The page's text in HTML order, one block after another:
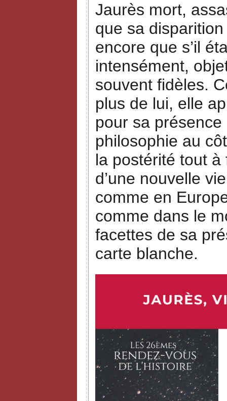
Jaurès mort,
que sa
encore que s’il
intensément,
souvent fidèles.
plus de lui, elle
pour sa présence
philosophie au
la postérité tout
d’une nouvelle
comme en
comme dans le
facettes de sa
carte blanche.